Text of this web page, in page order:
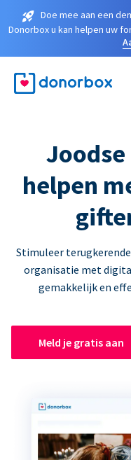
Doe mee aan een
Donorbox u kan helpen uw
helpen
Stimuleer
organisatie met
gemakkelijk en
Meld je gratis aan